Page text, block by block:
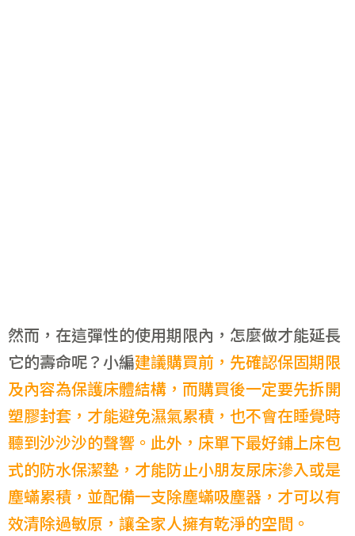
然而，在這彈性的使用期限內，怎麼做才能延長
它的壽命呢？小編建議購買前，先確認保固期限
及內容為保護床體結構，而購買後一定要先拆開
塑膠封套，才能避免濕氣累積，也不會在睡覺時
聽到沙沙沙的聲響。此外，床單下最好鋪上床包
式的防水保潔墊，才能防止小朋友尿床滲入或是
塵蟎累積，並配備一支除塵蟎吸塵器，才可以有
效清除過敏原，讓全家人擁有乾淨的空間。